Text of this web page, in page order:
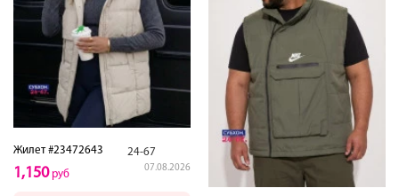
Жилет #23472643 24-67
07.08.2026
1,150руб